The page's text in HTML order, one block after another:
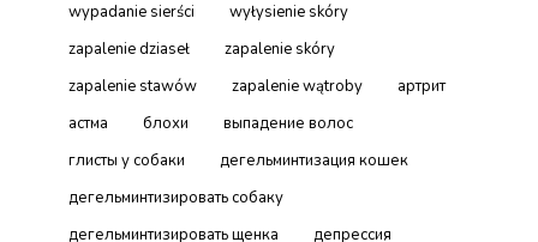
wypadanie sierści
wyłysienie skóry
zapalenie dziaseł
zapalenie skóry
zapalenie stawów
zapalenie wątroby
артрит
астма
блохи
выпадение волос
глисты у собаки
дегельминтизация кошек
дегельминтизировать собаку
дегельминтизировать щенка
депрессия